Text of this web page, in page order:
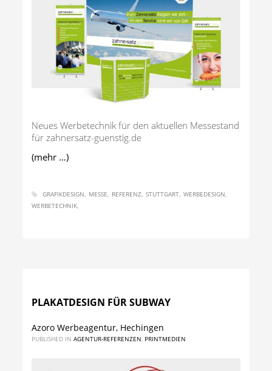
Neues Werbetechnik für den aktuellen Messestand
für zahnersatz-guenstig.de
(mehr …)
GRAFIKDESIGN MESSE REFERENZ STUTTGART WERBEDESIGN
WERBETECHNIK
PLAKATDESIGN FÜR SUBWAY
Azoro Werbeagentur, Hechingen
PUBLISHED IN AGENTUR-REFERENZEN, PRINTMEDIEN